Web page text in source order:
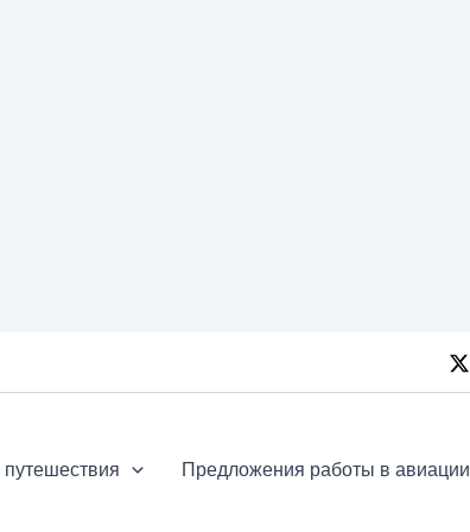
путешествия Предложения работы в авиации